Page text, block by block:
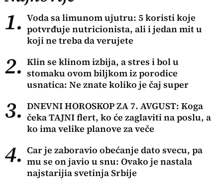
1. Voda sa limunom ujutru: 5 koristi koje
potvrđuje nutricionista, ali i jedan mit u
koji ne treba da verujete
2. Klin se klinom izbija, a stres i bol u
stomaku ovom biljkom iz porodice
usnatica: Ne znate koliko je čaj super
3. DNEVNI HOROSKOP ZA 7. AVGUST: Koga
čeka TAJNI flert, ko će zaglaviti na poslu, a
ko ima velike planove za veče
4. Car je zaboravio obećanje dato svecu, pa
mu se on javio u snu: Ovako je nastala
najstarijia svetinja Srbije